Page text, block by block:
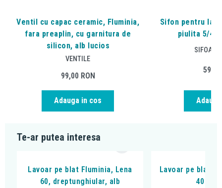
Ventil cu capac ceramic, Fluminia,
fara preaplin, cu garnitura de
silicon, alb lucios
VENTILE
99,00 RON
Adauga in cos
Sifon pentru
piulita 5/4",
Te-ar putea interesa
Lavoar pe blat Fluminia, Lena
60, dreptunghiular, alb
Lavoar pe blat,
40 cm,